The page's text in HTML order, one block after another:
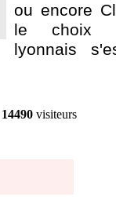
ou encore
le choix
lyonnais
14490 visiteurs